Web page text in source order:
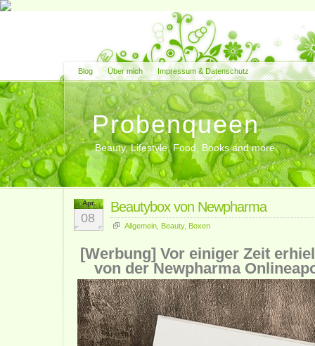
Blog Über mich Impressum & Datenschutz
Probenqueen
Beauty, Lifestyle, Food, Books and more
Apr.
08
Beautybox von Newpharma
Allgemein Beauty, Boxen
[Werbung] Vor einiger Zeit
von der Newpharma